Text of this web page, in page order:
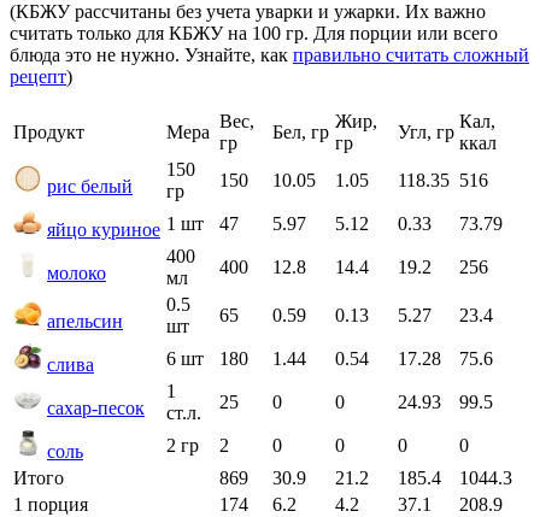
(КБЖУ рассчитаны без учета уварки и ужарки. Их важно
считать только для КБЖУ на 100 гр. Для порции или всего
блюда это не нужно. Узнайте, как правильно считать сложный
рецепт)
Продукт Мера
Вес,
гр
Бел, гр
Жир,
гр
Угл, гр
Кал,
ккал
рис белый
150
гр
150 10.05 1.05 118.35 516
яйцо куриное 1 шт 47 5.97 5.12 0.33 73.79
молоко
400
мл
400 12.8 14.4 19.2 256
апельсин
0.5
шт
65 0.59 0.13 5.27 23.4
слива 6 шт 180 1.44 0.54 17.28 75.6
сахар-песок
1
ст.л.
25 0 0 24.93 99.5
соль 2 гр 2 0 0 0
0
Итого
869 30.9 21.2 185.4
1044.3
1 порция
174 6.2 4.2 37.1
208.9